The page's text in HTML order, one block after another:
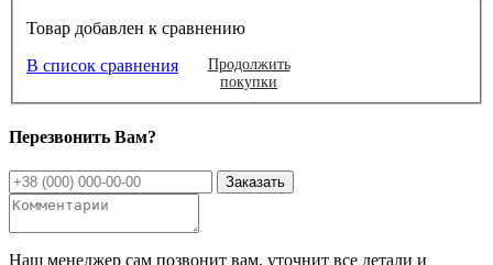
Товар добавлен к сравнению
В список сравнения
Продолжить
покупки
Перезвонить Вам?
Наш менеджер сам позвонит вам, уточнит все детали и